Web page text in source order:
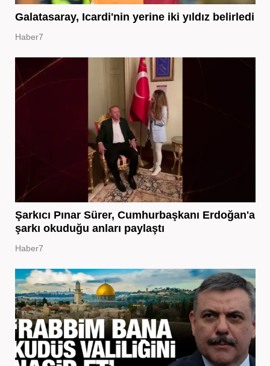
Galatasaray, Icardi'nin yerine iki yıldız belirledi
Haber7
Şarkıcı Pınar Sürer, Cumhurbaşkanı Erdoğan'a
şarkı okuduğu anları paylaştı
Haber7